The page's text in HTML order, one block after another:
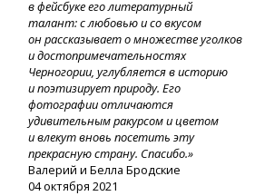
в фейсбуке его литературный
талант: с любовью и со вкусом
он рассказывает о множестве уголков
и достопримечательностях
Черногории, углубляется в историю
и поэтизирует природу. Его
фотографии отличаются
удивительным ракурсом и цветом
и влекут вновь посетить эту
прекрасную страну. Спасибо.»
Валерий и Белла Бродские
04 октября 2021